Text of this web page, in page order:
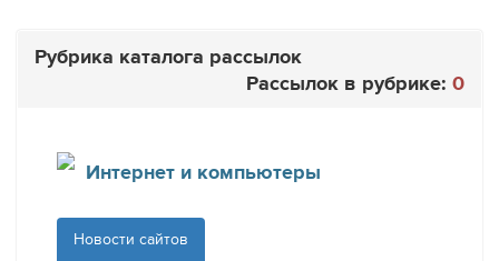
Рубрика каталога рассылок
Рассылок в рубрике: 0
Интернет и компьютеры
Новости сайтов